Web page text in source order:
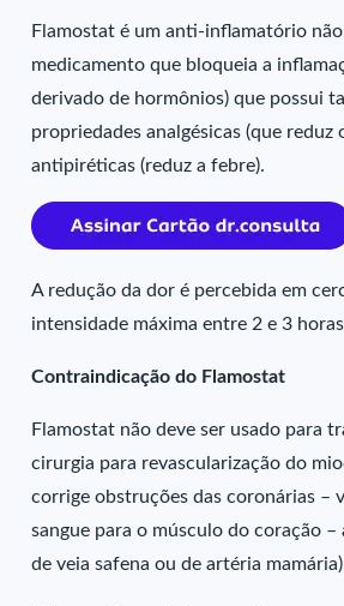
Flamostat é um anti-inflamatório
medicamento que bloqueia a
derivado de hormônios) que possui
propriedades analgésicas (que reduz
antipiréticas (reduz a febre).
A redução da dor é percebida em
intensidade máxima entre 2 e 3
Contraindicação do Flamostat
Flamostat não deve ser usado para
cirurgia para revascularização do
corrige obstruções das coronárias –
sangue para o músculo do coração
de veia safena ou de artéria